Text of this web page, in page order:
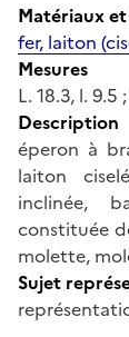
Matériaux
fer, laiton
Mesures
L. 18.3, l. 9.5
Description
éperon à
laiton
inclinée,
constituée
molette,
Sujet